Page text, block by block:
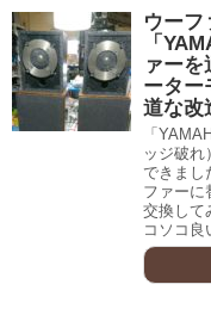
ウーフ
「
ァー
ーター
道な改
「
ッジ破れ
できまし
ファーに
交換して
コソコ良